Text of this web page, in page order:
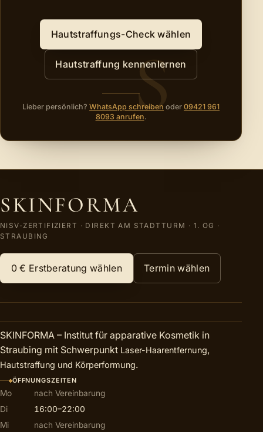
Hautstraffungs-Check wählen
Hautstraffung kennenlernen
Lieber persönlich?WhatsApp schreiben oder09421 961
8093 anrufen.
SKINFORMA
NISV-ZERTIFIZIERT · DIREKT AM STADTTURM · 1. OG ·
STRAUBING
0 € Erstberatung wählen Termin wählen
SKINFORMA – Institut für apparative Kosmetik in
Straubing mit Schwerpunkt Laser-Haarentfernung,
Hautstraffung und Körperformung.
ÖFFNUNGSZEITEN
Mo
nach Vereinbarung
Di
16:00–22:00
Mi
nach Vereinbarung